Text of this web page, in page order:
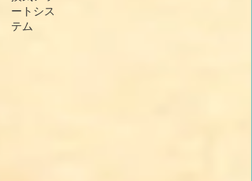
ートシス
テム